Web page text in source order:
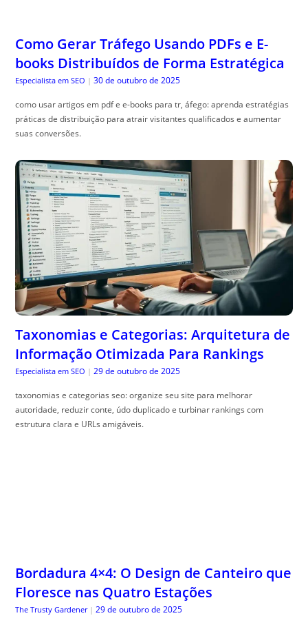
Como Gerar Tráfego Usando PDFs e E-
books Distribuídos de Forma Estratégica
Especialista em SEO | 30 de outubro de 2025
como usar artigos em pdf e e-books para tr, áfego: aprenda estratégias
práticas de distribuição para atrair visitantes qualificados e aumentar
suas conversões.
Taxonomias e Categorias: Arquitetura de
Informação Otimizada Para Rankings
Especialista em SEO | 29 de outubro de 2025
taxonomias e categorias seo: organize seu site para melhorar
autoridade, reduzir conte, údo duplicado e turbinar rankings com
estrutura clara e URLs amigáveis.
Bordadura 4×4: O Design de Canteiro que
Floresce nas Quatro Estações
The Trusty Gardener | 29 de outubro de 2025